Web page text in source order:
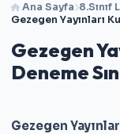
Ana Sayfa 8.Sınıf
Gezegen Yayınları
Gezegen
Deneme
Gezegen